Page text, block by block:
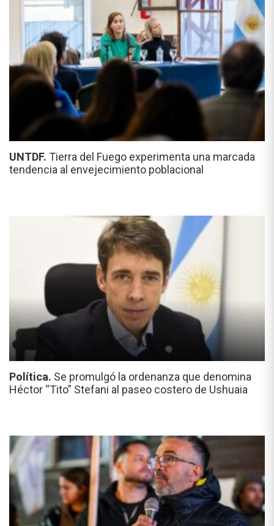
UNTDF. Tierra del Fuego experimenta una marcada
tendencia al envejecimiento poblacional
Política. Se promulgó la ordenanza que denomina
Héctor “Tito” Stefani al paseo costero de Ushuaia